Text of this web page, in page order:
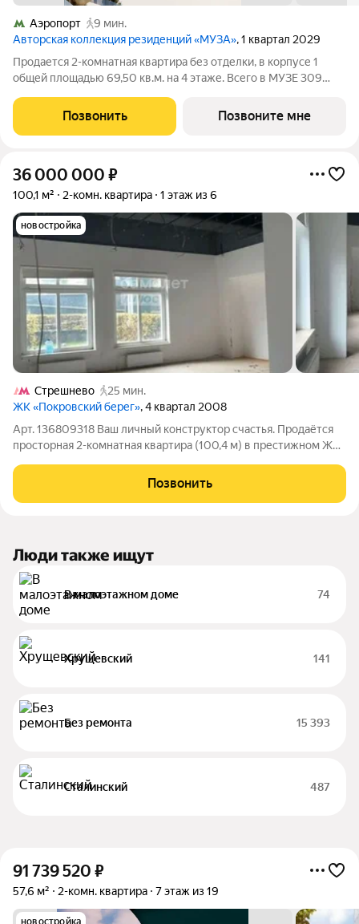
Аэропорт
9 мин.
Авторская коллекция резиденций «МУЗА», 1 квартал 2029
Продается 2-комнатная квартира без отделки, в корпусе 1
общей площадью 69,50 кв.м. на 4 этаже. Всего в МУЗЕ 309
террасами. Высота потолков от 3,5 до 4,65 м. Эксклюзивные
Позвонить Позвоните мне
36 000 000 ₽
100,1 м² 2-комн. квартира 1 этаж из 6
новостройка
Стрешнево
25 мин.
ЖК «Покровский берег», 4 квартал 2008
Арт. 136809318 Ваш личный конструктор счастья. Продаётся
просторная 2-комнатная квартира (100,4 м) в престижном ЖК
Почему эту квартиру разберут за 2 недели? СВОБОДА
ТВОРЧЕСТВА. Квартира без
Позвонить
Люди также ищут
В малоэтажном доме 74
Хрущевский 141
Без ремонта 15 393
Сталинский 487
91 739 520 ₽
57,6 м² 2-комн. квартира 7 этаж из 19
новостройка